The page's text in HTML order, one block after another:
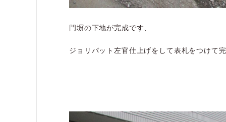
門塀の下地が完成です、
ジョリパット左官仕上げをして表札をつけて